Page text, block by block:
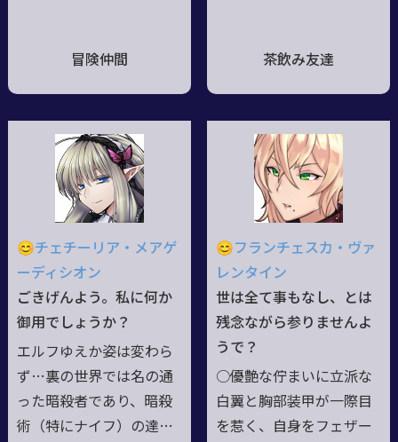
冒険仲間
為、一般の倫理観は後付
け知識。時々忘れる。◆
にお金が掛かるのでカフ
ェ経営とは別の仕事も
時々。◆無自覚ファザコ
ン◆猟兵の仕事で右目を
失う。試行錯誤の結果、
UDCを使って黒くなった
白目部分は色の可変が白
黒で可能に。
茶飲み友達
😊チェチーリア・メアゲ
ーディシオン
ごきげんよう。私に何か
御用でしょうか？
エルフゆえか姿は変わら
ず…裏の世界では名の通
った暗殺者であり、暗殺
術（特にナイフ）の達
😊フランチェスカ・ヴァ
レンタイン
世は全て事もなし、とは
残念ながら参りませんよ
うで？
○優艶な佇まいに立派な
白翼と胸部装甲が一際目
を惹く、自身をフェザー